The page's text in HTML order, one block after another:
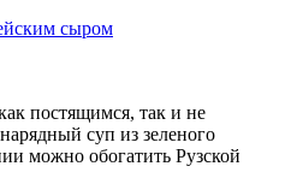
сыром
постящимся, так и не
суп из зеленого
можно обогатить Рузской